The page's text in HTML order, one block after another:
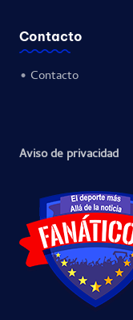
Contacto
• Contacto
Aviso de privacidad